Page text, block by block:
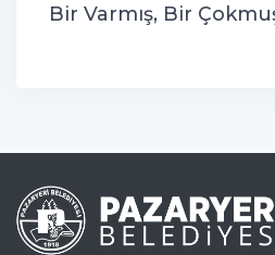
Bir Varmış, Bir